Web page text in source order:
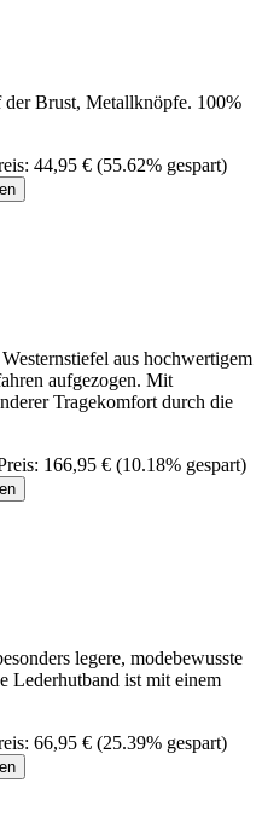
der Brust, Metallknöpfe. 100%
44,95 € (55.62% gespart)
aus hochwertigem
aufgezogen. Mit
Tragekomfort durch die
166,95 € (10.18% gespart)
legere, modebewusste
Lederhutband ist mit einem
66,95 € (25.39% gespart)